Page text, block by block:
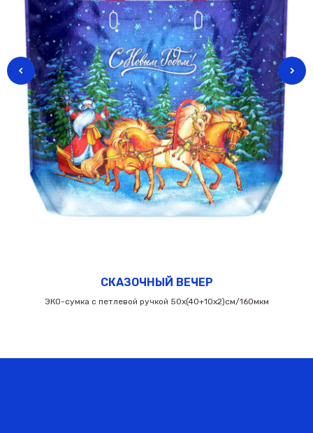
СКАЗОЧНЫЙ ВЕЧЕР
ЭКО-сумка с петлевой ручкой 50х(40+10х2)см/160мкм